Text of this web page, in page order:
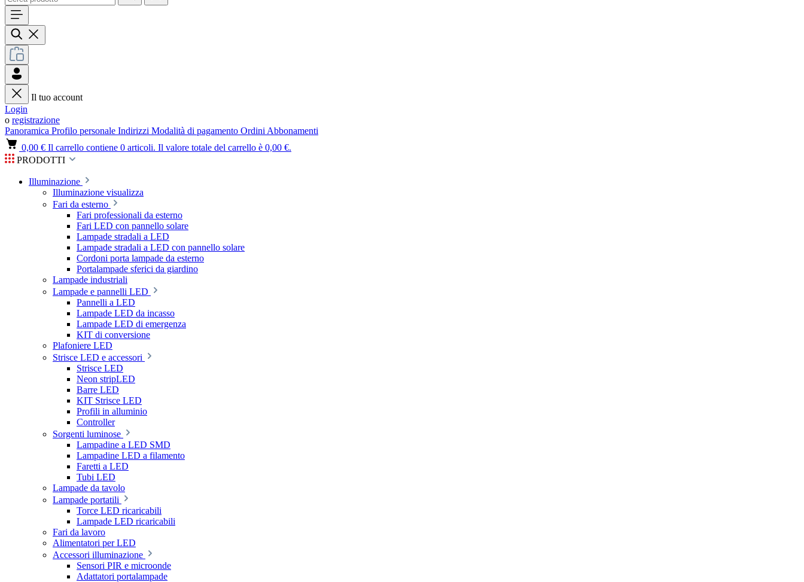
Il tuo account
Login
o registrazione
Panoramica Profilo personale Indirizzi Modalità di pagamento Ordini Abbonamenti
0,00 € Il carrello contiene 0 articoli. Il valore totale del carrello è 0,00 €.
PRODOTTI
Illuminazione
Illuminazione visualizza
Fari da esterno
Fari professionali da esterno
Fari LED con pannello solare
Lampade stradali a LED
Lampade stradali a LED con pannello solare
Cordoni porta lampade da esterno
Portalampade sferici da giardino
Lampade industriali
Lampade e pannelli LED
Pannelli a LED
Lampade LED da incasso
Lampade LED di emergenza
KIT di conversione
Plafoniere LED
Strisce LED e accessori
Strisce LED
Neon stripLED
Barre LED
KIT Strisce LED
Profili in alluminio
Controller
Sorgenti luminose
Lampadine a LED SMD
Lampadine LED a filamento
Faretti a LED
Tubi LED
Lampade da tavolo
Lampade portatili
Torce LED ricaricabili
Lampade LED ricaricabili
Fari da lavoro
Alimentatori per LED
Accessori illuminazione
Sensori PIR e microonde
Adattatori portalampade